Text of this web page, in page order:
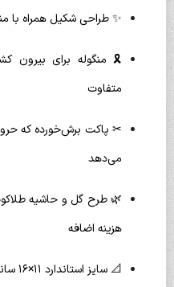
✨ طراحی شکیل همراه با
🎗 منگوله برای بیرون
متفاوت
✂ پاکت برش‌خورده که
می‌دهد
🌿 طرح گل و حاشیه
هزینه اضافه
📐 سایز استاندارد ۱۱×۱۶ سانتی‌متر، مناسب انواع مراسم